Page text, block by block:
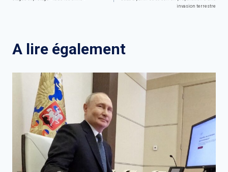
invasion terrestre
A lire également